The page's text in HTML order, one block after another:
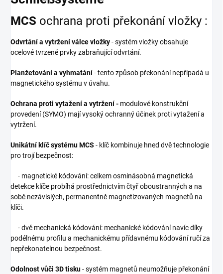
MCS ochrana proti překonání vložky :
Odvrtání a vytržení válce vložky- systém vložky obsahuje
ocelové tvrzené prvky zabraňující odvrtání.
Planžetování a vyhmatání- tento způsob překonání nepřipadá u
magnetického systému v úvahu.
Ochrana proti vytažení a vytržení - modulové konstrukční
provedení (SYMO) mají vysoký ochranný účinek proti vytažení a
vytržení.
Unikátní klíč systému MCS - klíč kombinuje hned dvě technologie
pro trojí bezpečnost:
- magnetické kódování: celkem osminásobná magnetická
detekce klíče probíhá prostřednictvím čtyř oboustranných a na
sobě nezávislých, permanentně magnetizovaných magnetů na
klíči.
- dvě mechanická kódování: mechanické kódování navíc díky
podélnému profilu a mechanickému přídavnému kódování ručí za
nepřekonatelnou bezpečnost.
Odolnost vůči 3D tisku- systém magnetů neumožňuje překonání